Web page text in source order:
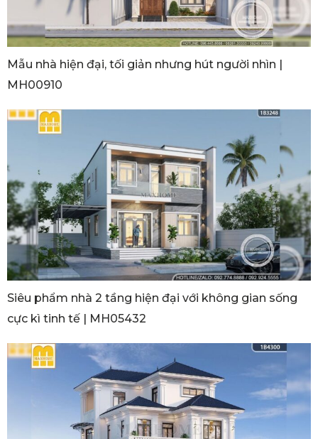
Mẫu nhà hiện đại, tối giản nhưng hút người nhìn |
MH00910
Siêu phẩm nhà 2 tầng hiện đại với không gian sống
cực kì tinh tế | MH05432